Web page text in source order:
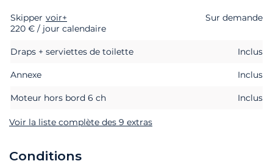
Extras Statut
Skipper voir+
Sur demande
220 € / jour calendaire
Draps + serviettes de toilette Inclus
Annexe Inclus
Moteur hors bord 6 ch Inclus
Voir la liste complète des 9 extras
Conditions